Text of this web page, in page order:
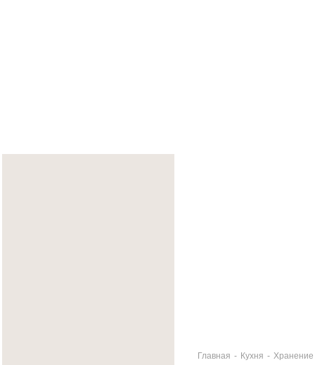
Главная - Кухня - Хранение